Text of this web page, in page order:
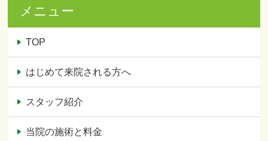
メニュー
TOP
はじめて来院される方へ
スタッフ紹介
当院の施術と料金